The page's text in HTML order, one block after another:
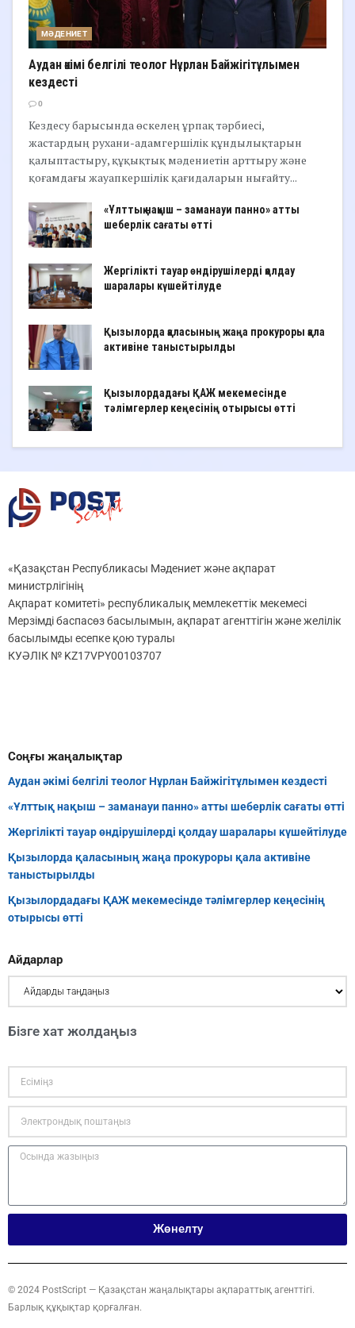
МӘДЕНИЕТ
Аудан әкімі белгілі теолог Нұрлан Байжігітұлымен
кездесті
0
Кездесу барысында өскелең ұрпақ тәрбиесі,
жастардың рухани-адамгершілік құндылықтарын
қалыптастыру, құқықтық мәдениетін арттыру және
қоғамдағы жауапкершілік қағидаларын нығайту...
«Ұлттық нақыш – заманауи панно» атты
шеберлік сағаты өтті
Жергілікті тауар өндірушілерді қолдау
шаралары күшейтілуде
Қызылорда қаласының жаңа прокуроры қала
активіне таныстырылды
Қызылордадағы ҚАЖ мекемесінде
тәлімгерлер кеңесінің отырысы өтті
«Қазақстан Республикасы Мәдениет және ақпарат
министрлігінің
Ақпарат комитеті» республикалық мемлекеттік мекемесі
Мерзімді баспасөз басылымын, ақпарат агенттігін және желілік
басылымды есепке қою туралы
КУӘЛІК № KZ17VPY00103707
Соңғы жаңалықтар
Аудан әкімі белгілі теолог Нұрлан Байжігітұлымен кездесті
«Ұлттық нақыш – заманауи панно» атты шеберлік сағаты өтті
Жергілікті тауар өндірушілерді қолдау шаралары күшейтілуде
Қызылорда қаласының жаңа прокуроры қала активіне
таныстырылды
Қызылордадағы ҚАЖ мекемесінде тәлімгерлер кеңесінің
отырысы өтті
Айдарлар
Бізге хат жолдаңыз
Жөнелту
© 2024 PostScript — Қазақстан жаңалықтары ақпараттық агенттігі.
Барлық құқықтар қорғалған.